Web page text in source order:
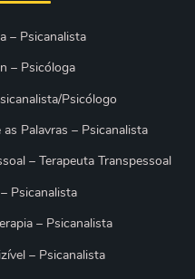
– Psicanalista
– Psicóloga
Psicólogo
Palavras – Psicanalista
– Terapeuta Transpessoal
Psicanalista
– Psicanalista
– Psicanalista